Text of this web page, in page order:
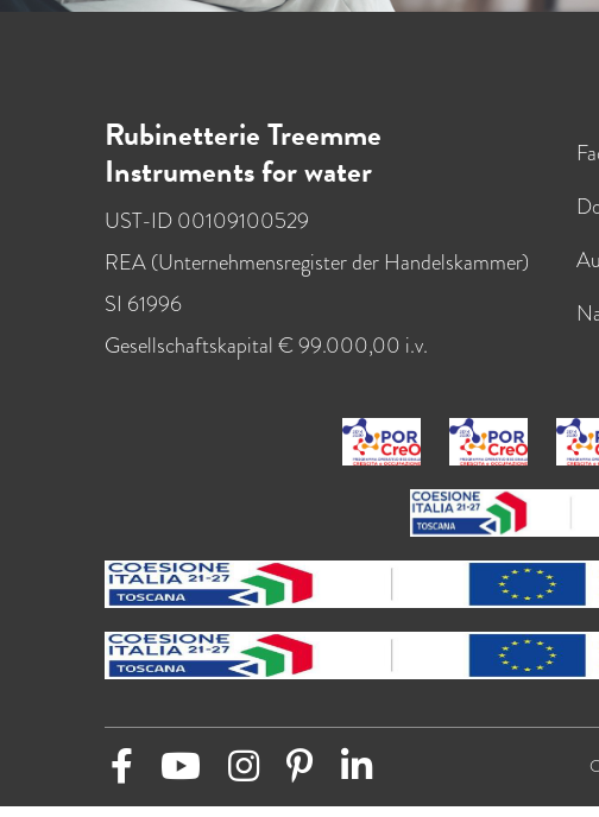
Rubinetterie Treemme
Instruments for water
UST-ID 00109100529
REA (Unternehmensregister der Handelskammer)
SI 61996
Gesellschaftskapital € 99.000,00 i.v.